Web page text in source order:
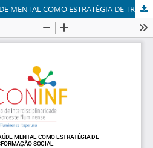
PSICOEDUCAÇÃO EM SAÚDE MENTAL COMO ESTRATÉGIA DE TRANSFORMAÇÃO SOCIAL